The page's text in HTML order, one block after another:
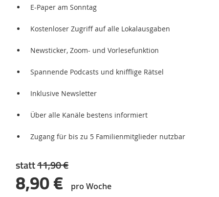
E-Paper am Sonntag
Kostenloser Zugriff auf alle Lokalausgaben
Newsticker, Zoom- und Vorlesefunktion
Spannende Podcasts und knifflige Rätsel
Inklusive Newsletter
Über alle Kanäle bestens informiert
Zugang für bis zu 5 Familienmitglieder nutzbar
statt11,90 €
8,90 € pro Woche